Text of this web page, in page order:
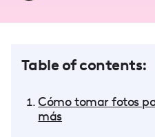
Table of contents:
Cómo tomar fotos
más